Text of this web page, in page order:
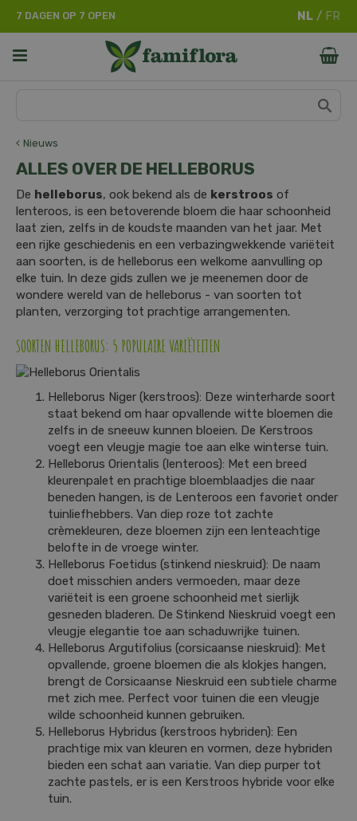
Nieuws
7 DAGEN OP 7 OPEN
ALLES OVER DE HELLEBORUS
De helleborus, ook bekend als de kerstroos of
lenteroos, is een betoverende bloem die haar schoonheid
laat zien, zelfs in de koudste maanden van het jaar. Met
een rijke geschiedenis en een verbazingwekkende variëteit
aan soorten, is de helleborus een welkome aanvulling op
elke tuin. In deze gids zullen we je meenemen door de
wondere wereld van de helleborus - van soorten tot
planten, verzorging tot prachtige arrangementen.
SOORTEN HELLEBORUS: 5 POPULAIRE VARIËTEITEN
Helleborus Niger (kerstroos): Deze winterharde soort
staat bekend om haar opvallende witte bloemen die
zelfs in de sneeuw kunnen bloeien. De Kerstroos
voegt een vleugje magie toe aan elke winterse tuin.
Helleborus Orientalis (lenteroos): Met een breed
kleurenpalet en prachtige bloemblaadjes die naar
beneden hangen, is de Lenteroos een favoriet onder
tuinliefhebbers. Van diep roze tot zachte
crèmekleuren, deze bloemen zijn een lenteachtige
belofte in de vroege winter.
Helleborus Foetidus (stinkend nieskruid): De naam
doet misschien anders vermoeden, maar deze
variëteit is een groene schoonheid met sierlijk
gesneden bladeren. De Stinkend Nieskruid voegt een
vleugje elegantie toe aan schaduwrijke tuinen.
Helleborus Argutifolius (corsicaanse nieskruid): Met
opvallende, groene bloemen die als klokjes hangen,
brengt de Corsicaanse Nieskruid een subtiele charme
met zich mee. Perfect voor tuinen die een vleugje
wilde schoonheid kunnen gebruiken.
Helleborus Hybridus (kerstroos hybriden): Een
prachtige mix van kleuren en vormen, deze hybriden
bieden een schat aan variatie. Van diep purper tot
zachte pastels, er is een Kerstroos hybride voor elke
tuin.